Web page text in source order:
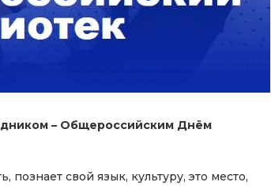
– Общероссийским Днём
познает свой язык, культуру, это место,